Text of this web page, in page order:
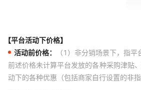
【平台活动下价格】
活动前价格：
（1）非分销场景下，指
前述价格未计算平台发放的各种采购津贴
动下的各种优惠（包括商家自行设置的非